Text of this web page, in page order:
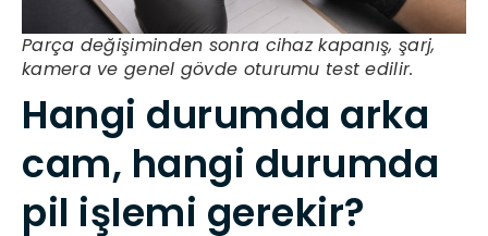
Parça değişiminden sonra cihaz kapanış, şarj,
kamera ve genel gövde oturumu test edilir.
Hangi durumda arka
cam, hangi durumda
pil işlemi gerekir?